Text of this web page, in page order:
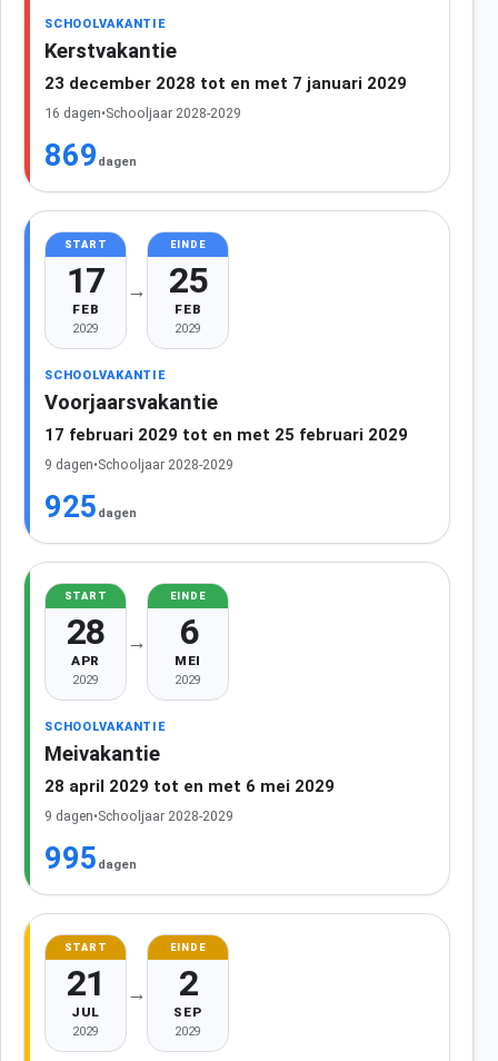
SCHOOLVAKANTIE
Kerstvakantie
23 december 2028 tot en met 7 januari 2029
16 dagen•Schooljaar 2028-2029
869 dagen
START
17
FEB
2029
→
EINDE
25
FEB
2029
SCHOOLVAKANTIE
Voorjaarsvakantie
17 februari 2029 tot en met 25 februari 2029
9 dagen•Schooljaar 2028-2029
925 dagen
START
28
APR
2029
→
EINDE
6
MEI
2029
SCHOOLVAKANTIE
Meivakantie
28 april 2029 tot en met 6 mei 2029
9 dagen•Schooljaar 2028-2029
995 dagen
START
21
JUL
2029
→
EINDE
2
SEP
2029